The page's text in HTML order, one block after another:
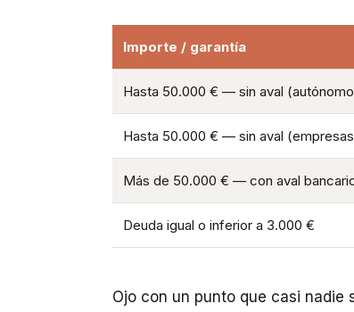
Importe / garantía
Hasta 50.000 € — sin aval
Hasta 50.000 € — sin aval
Más de 50.000 € — con aval
Deuda igual o inferior a 3.000 €
Ojo con un punto que casi nadie